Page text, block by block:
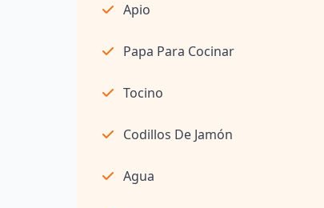
Apio
Papa Para Cocinar
Tocino
Codillos De Jamón
Agua